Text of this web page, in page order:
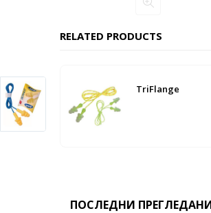
RELATED PRODUCTS
TriFlange
ПОСЛЕДНИ